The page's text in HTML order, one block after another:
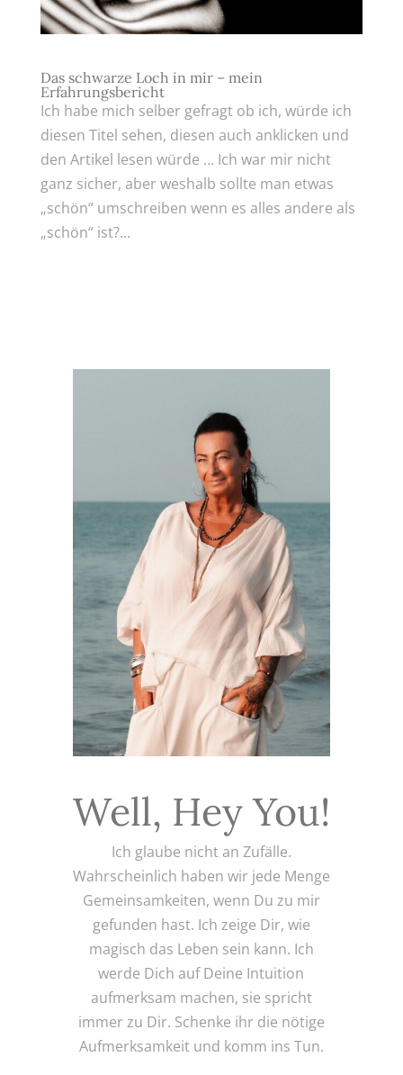
Das schwarze Loch in mir – mein
Erfahrungsbericht
Ich habe mich selber gefragt ob ich, würde ich
diesen Titel sehen, diesen auch anklicken und
den Artikel lesen würde … Ich war mir nicht
ganz sicher, aber weshalb sollte man etwas
„schön“ umschreiben wenn es alles andere als
„schön“ ist?...
Well, Hey You!
Ich glaube nicht an Zufälle.
Wahrscheinlich haben wir jede Menge
Gemeinsamkeiten, wenn Du zu mir
gefunden hast. Ich zeige Dir, wie
magisch das Leben sein kann. Ich
werde Dich auf Deine Intuition
aufmerksam machen, sie spricht
immer zu Dir. Schenke ihr die nötige
Aufmerksamkeit und komm ins Tun.